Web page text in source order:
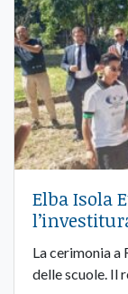
Elba Isola
La cerimonia a
delle scuole. Il